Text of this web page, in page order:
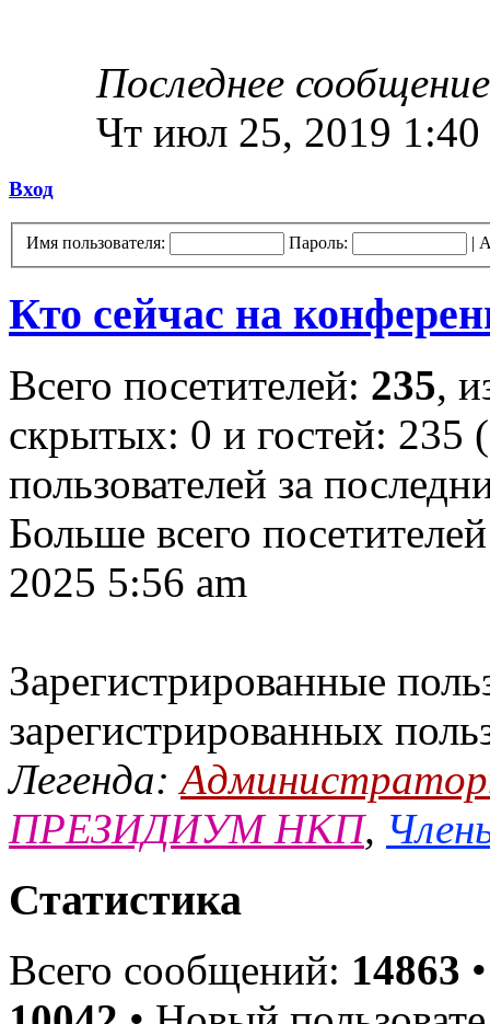
Последнее сообщение
Чт июл 25, 2019 1:40
Вход
Имя пользователя: Пароль: |
Кто сейчас на
Всего посетителей: 235,
скрытых: 0 и гостей: 235
пользователей за
Больше всего
2025 5:56 am
Зарегистрированные
зарегистрированных
Легенда:
ПРЕЗИДИУМ НКП,
Статистика
Всего сообщений: 14863